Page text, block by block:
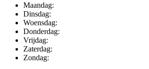
Maandag:
Dinsdag:
Woensdag:
Donderdag:
Vrijdag:
Zaterdag:
Zondag: